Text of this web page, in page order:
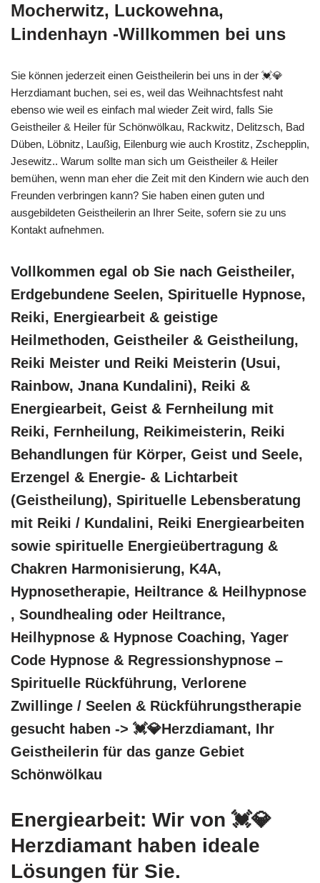
Mocherwitz, Luckowehna,
Lindenhayn -Willkommen bei uns
Sie können jederzeit einen Geistheilerin bei uns in der 💓️💎
Herzdiamant buchen, sei es, weil das Weihnachtsfest naht
ebenso wie weil es einfach mal wieder Zeit wird, falls Sie
Geistheiler & Heiler für Schönwölkau, Rackwitz, Delitzsch, Bad
Düben, Löbnitz, Laußig, Eilenburg wie auch Krostitz, Zschepplin,
Jesewitz.. Warum sollte man sich um Geistheiler & Heiler
bemühen, wenn man eher die Zeit mit den Kindern wie auch den
Freunden verbringen kann? Sie haben einen guten und
ausgebildeten Geistheilerin an Ihrer Seite, sofern sie zu uns
Kontakt aufnehmen.
Vollkommen egal ob Sie nach Geistheiler,
Erdgebundene Seelen, Spirituelle Hypnose,
Reiki, Energiearbeit & geistige
Heilmethoden, Geistheiler & Geistheilung,
Reiki Meister und Reiki Meisterin (Usui,
Rainbow, Jnana Kundalini), Reiki &
Energiearbeit, Geist & Fernheilung mit
Reiki, Fernheilung, Reikimeisterin, Reiki
Behandlungen für Körper, Geist und Seele,
Erzengel & Energie- & Lichtarbeit
(Geistheilung), Spirituelle Lebensberatung
mit Reiki / Kundalini, Reiki Energiearbeiten
sowie spirituelle Energieübertragung &
Chakren Harmonisierung, K4A,
Hypnosetherapie, Heiltrance & Heilhypnose
, Soundhealing oder Heiltrance,
Heilhypnose & Hypnose Coaching, Yager
Code Hypnose & Regressionshypnose –
Spirituelle Rückführung, Verlorene
Zwillinge / Seelen & Rückführungstherapie
gesucht haben -> 💓️💎Herzdiamant, Ihr
Geistheilerin für das ganze Gebiet
Schönwölkau
Energiearbeit: Wir von 💓️💎
Herzdiamant haben ideale
Lösungen für Sie.